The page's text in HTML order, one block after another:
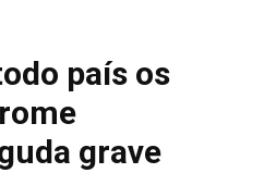
país os
grave